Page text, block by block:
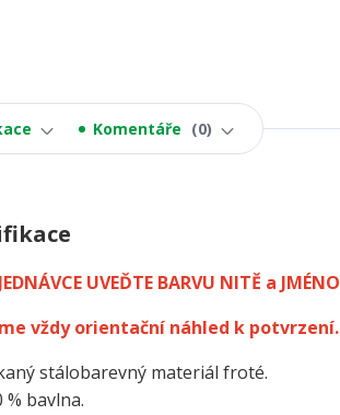
Komentáře 0
UVEĎTE BARVU NITĚ a JMÉNO
vždy orientační náhled k potvrzení.
stálobarevný materiál froté.
% bavlna.